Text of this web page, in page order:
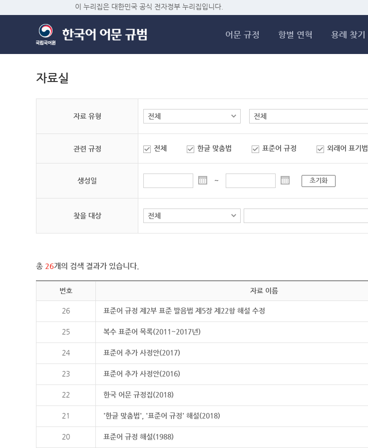
이 누리집은 대한민국 공식 전자정부 누리집입니다.
어문 규정 항별 연혁 용례 찾기
자료실
자료 유형
관련 규정 전체 한글 맞춤법 표준어 규정 외래어 표기법
생성일 ~ 초기화
찾을 대상
총 26개의 검색 결과가 있습니다.
번호 자료 이름
26 표준어 규정 제2부 표준 발음법 제5장 제22항 해설 수정
25 복수 표준어 목록(2011~2017년)
24 표준어 추가 사정안(2017)
23 표준어 추가 사정안(2016)
22 한국 어문 규정집(2018)
21 '한글 맞춤법', '표준어 규정' 해설(2018)
20 표준어 규정 해설(1988)